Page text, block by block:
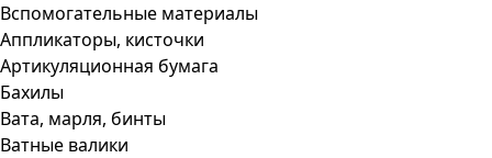
Вспомогательные материалы
Аппликаторы, кисточки
Артикуляционная бумага
Бахилы
Вата, марля, бинты
Ватные валики